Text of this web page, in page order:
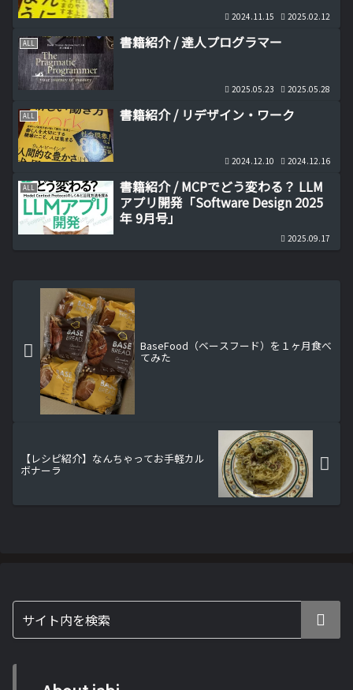
2024.11.15 2025.02.12
ALL 書籍紹介 / 達人プログラマー
2025.05.23 2025.05.28
ALL 書籍紹介 / リデザイン・ワーク
2024.12.10 2024.12.16
ALL
書籍紹介 / MCPでどう変わる？ LLM
アプリ開発「Software Design 2025
年 9月号」
2025.09.17
BaseFood（ベースフード）を１ヶ月食べ
てみた
【レシピ紹介】なんちゃってお手軽カル
ボナーラ